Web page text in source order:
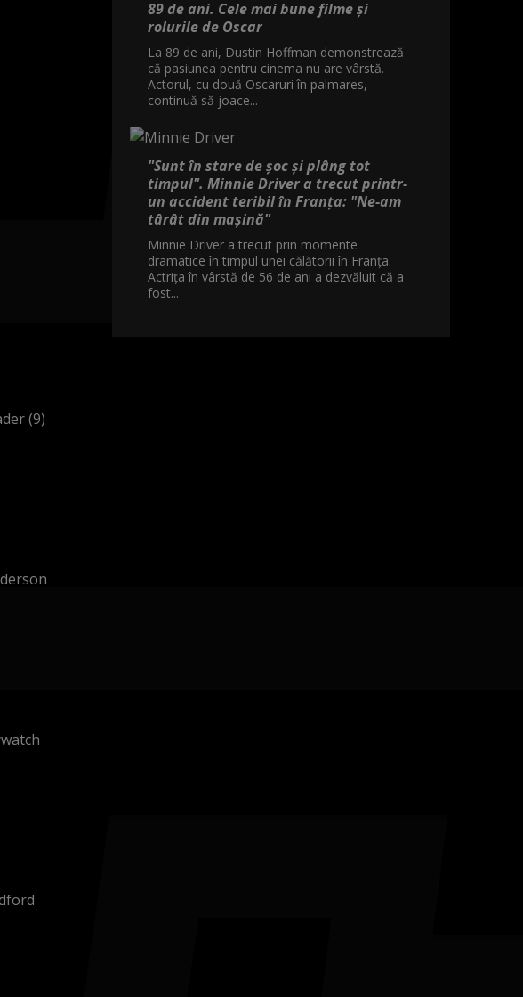
89 de ani. Cele mai bune filme și
rolurile de Oscar
La 89 de ani, Dustin Hoffman demonstrează
că pasiunea pentru cinema nu are vârstă.
Actorul, cu două Oscaruri în palmares,
continuă să joace...
"Sunt în stare de șoc și plâng tot
timpul". Minnie Driver a trecut printr-
un accident teribil în Franța: "Ne-am
târât din mașină"
Minnie Driver a trecut prin momente
dramatice în timpul unei călătorii în Franța.
Actrița în vârstă de 56 de ani a dezvăluit că a
fost...